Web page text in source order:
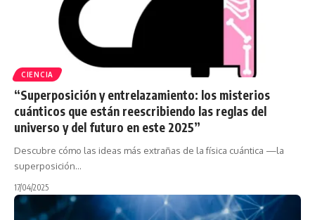
CIENCIA
“Superposición y entrelazamiento: los misterios
cuánticos que están reescribiendo las reglas del
universo y del futuro en este 2025”
Descubre cómo las ideas más extrañas de la física cuántica —la
superposición…
17/04/2025